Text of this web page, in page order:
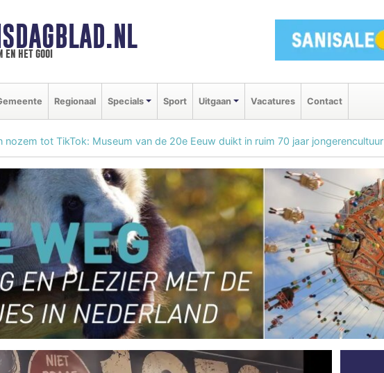
het gooi
Regionaal Specials Sport Uitgaan Vacatures Contact
nozem tot TikTok: Museum van de 20e Eeuw duikt in ruim 70 jaar jongerencultuur